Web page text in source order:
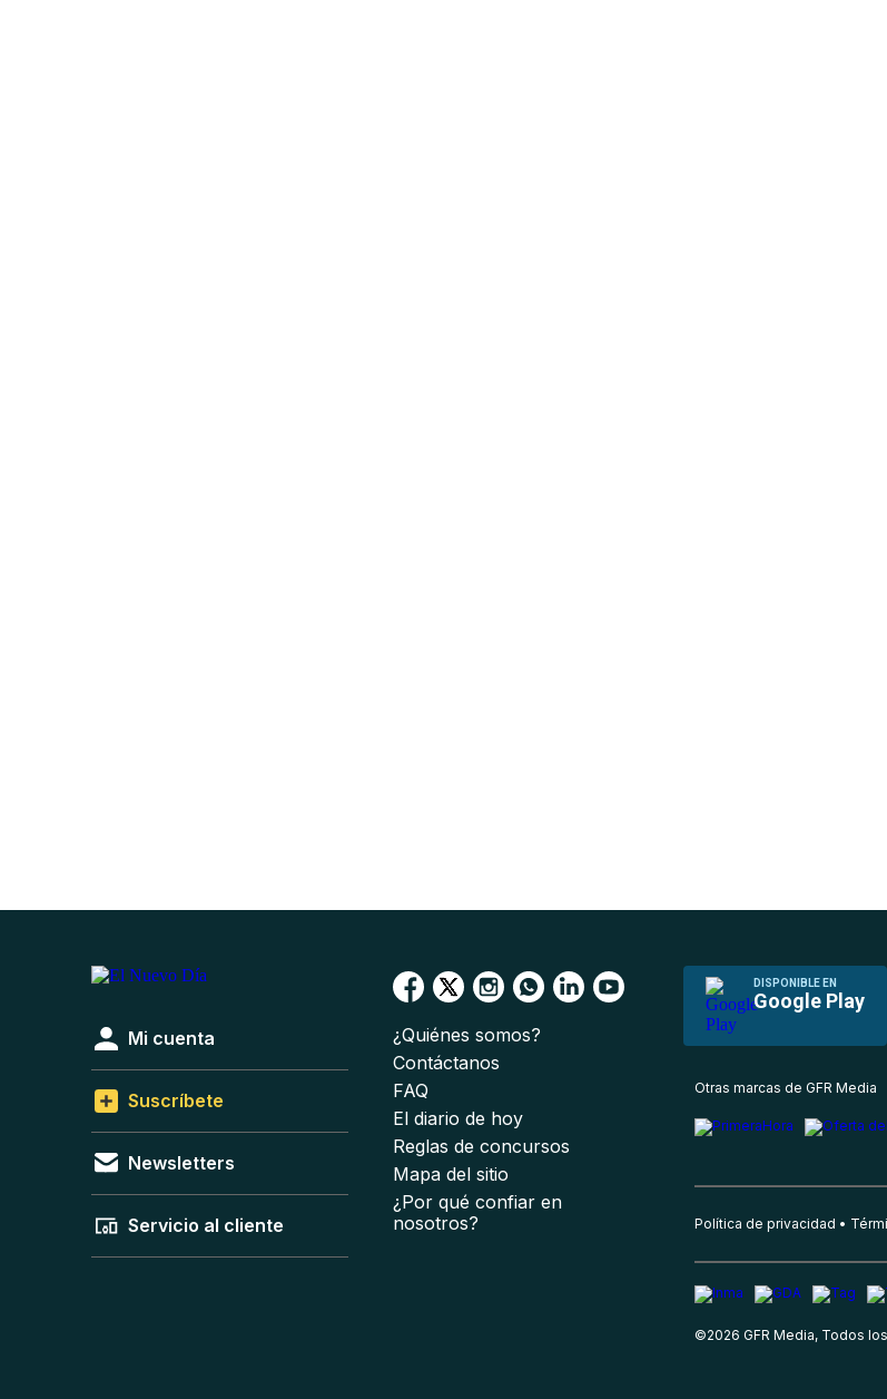
DISPONIBLE EN
Google Play
Mi cuenta
Suscríbete
Newsletters
Servicio al cliente
¿Quiénes somos?
Contáctanos
FAQ
El diario de hoy
Reglas de concursos
Mapa del sitio
¿Por qué confiar en
nosotros?
Otras marcas de GFR Media
Política de privacidad
©2026 GFR Media, Todos